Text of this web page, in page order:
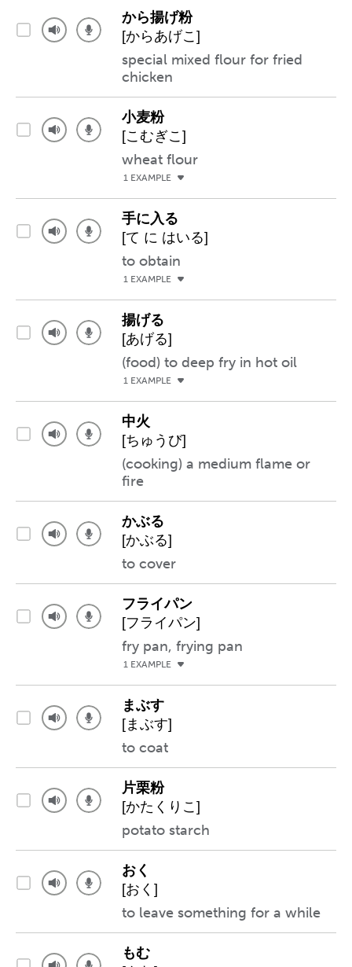
から揚げ粉
[からあげこ]
special mixed flour for fried
chicken
小麦粉
[こむぎこ]
wheat flour
1 EXAMPLE
手に入る
[て に はいる]
to obtain
1 EXAMPLE
揚げる
[あげる]
(food) to deep fry in hot oil
1 EXAMPLE
中火
[ちゅうび]
(cooking) a medium flame or
fire
かぶる
[かぶる]
to cover
フライパン
[フライパン]
fry pan, frying pan
1 EXAMPLE
まぶす
[まぶす]
to coat
片栗粉
[かたくりこ]
potato starch
おく
[おく]
to leave something for a while
もむ